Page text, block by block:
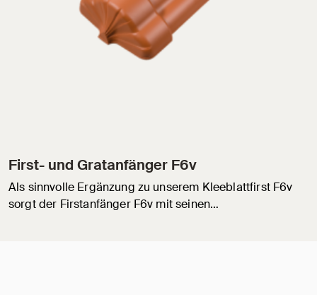
First- und Gratanfänger F6v
Als sinnvolle Ergänzung zu unserem Kleeblattfirst F6v
sorgt der Firstanfänger F6v mit seinen…